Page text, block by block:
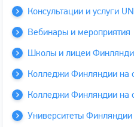
Консультации и услуги
Вебинары и мероприятия
Школы и лицеи
Колледжи Финляндии на
Колледжи Финляндии на
Университеты